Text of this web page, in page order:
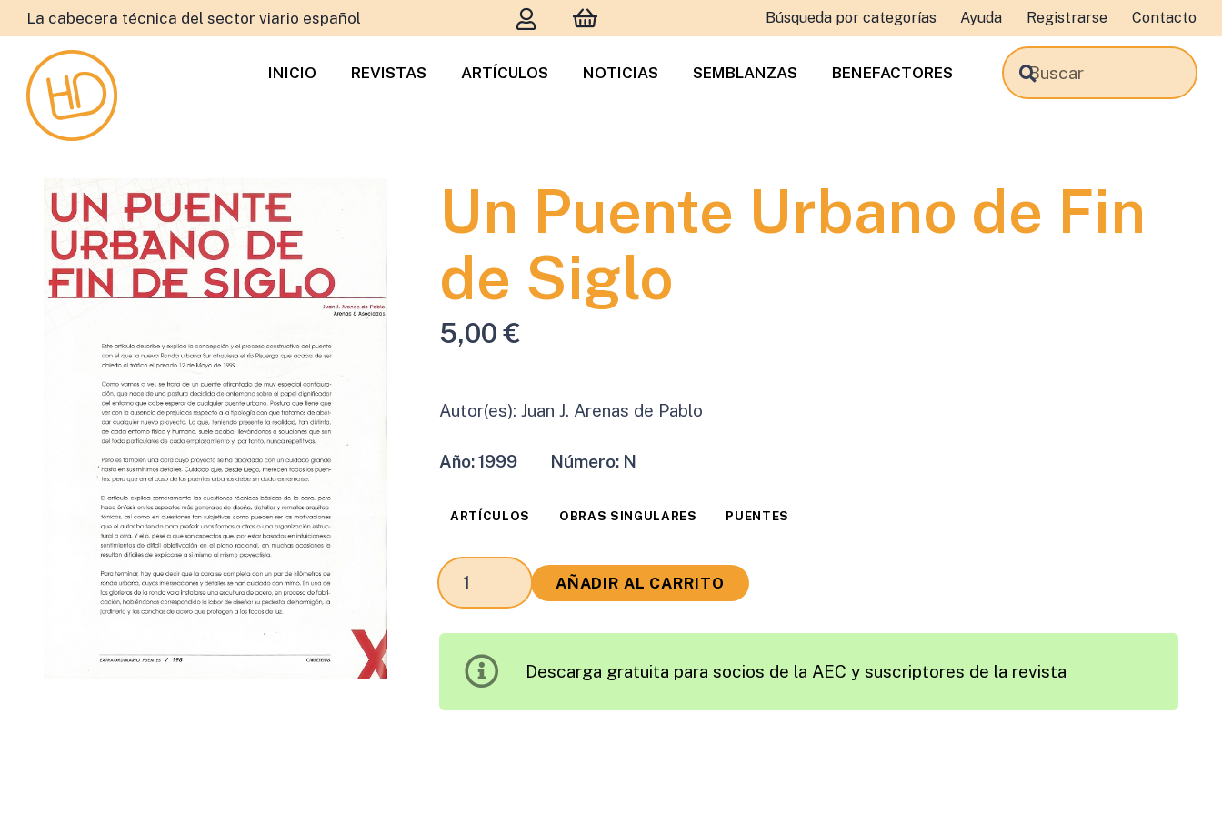
La cabecera técnica del sector viario español Búsqueda por categorías Ayuda Registrarse Contacto
INICIO REVISTAS ARTÍCULOS NOTICIAS SEMBLANZAS BENEFACTORES
Un Puente Urbano de Fin
de Siglo
5,00€
Autor(es): Juan J. Arenas de Pablo
Año:1999 Número: N
ARTÍCULOS OBRAS SINGULARES PUENTES
Un
Puente
AÑADIR AL CARRITO
Descarga gratuita para socios de la AEC y suscriptores de la revista